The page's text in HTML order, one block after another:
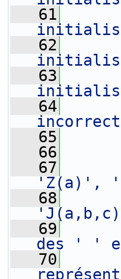
   61
   62
   63
   64
   65
   66
   67
'Z(a)',
   68
   69
des ' '
   70